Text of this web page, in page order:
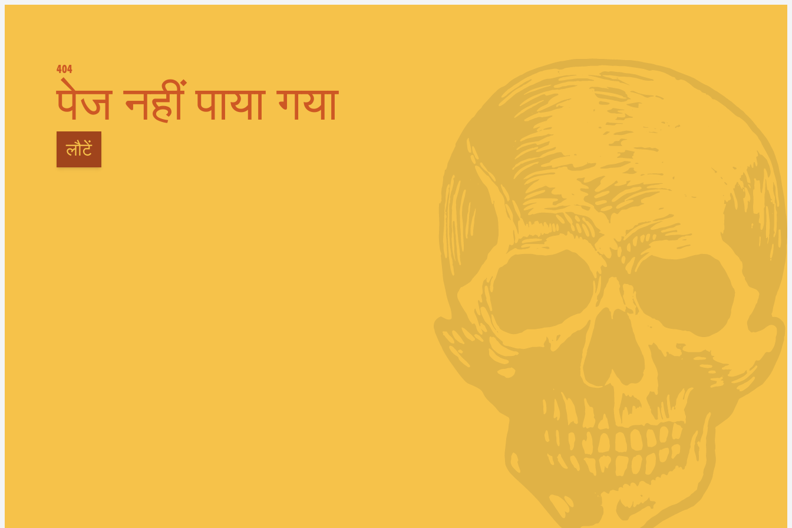
404
पेज नहीं पाया गया
लौटें